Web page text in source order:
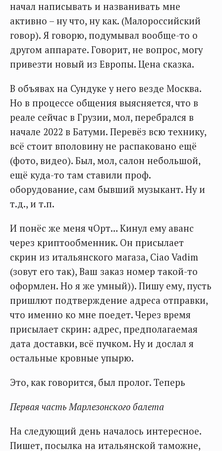
начал написывать и названивать мне
активно – ну что, ну как. (Малороссийский
говор). Я говорю, подумывал вообще-то о
другом аппарате. Говорит, не вопрос, могу
привезти новый из Европы. Цена сказка.
В объявах на Сундуке у него везде Москва.
Но в процессе общения выясняется, что в
реале сейчас в Грузии, мол, перебрался в
начале 2022 в Батуми. Перевёз всю технику,
всё стоит вполовину не распаковано ещё
(фото, видео). Был, мол, салон небольшой,
ещё куда-то там ставили проф.
оборудование, сам бывший музыкант. Ну и
т.д., и т.п.
И понёс же меня чОрт… Кинул ему аванс
через криптообменник. Он присылает
скрин из итальянского магаза, Ciao Vadim
(зовут его так), Ваш заказ номер такой-то
оформлен. Но я же умный)). Пишу ему, пусть
пришлют подтверждение адреса отправки,
что именно ко мне поедет. Через время
присылает скрин: адрес, предполагаемая
дата доставки, всё пучком. Ну и дослал я
остальные кровные упырю.
Это, как говорится, был пролог. Теперь
Первая часть Марлезонского балета
На следующий день началось интересное.
Пишет, посылка на итальянской таможне,